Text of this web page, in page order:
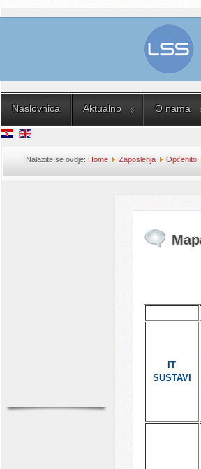
Naslovnica Aktualno O nama
Nalazite se ovdje: Home Zaposlenja Općenito
IT
SUSTAVI